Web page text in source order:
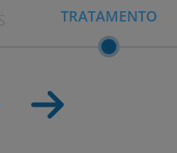
TRATAMENTO